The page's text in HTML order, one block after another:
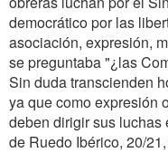
democrático por las
asociación, expresión,
se preguntaba "¿las
Sin duda transcienden
ya que como expresión
deben dirigir sus luchas
de Ruedo Ibérico, 20/